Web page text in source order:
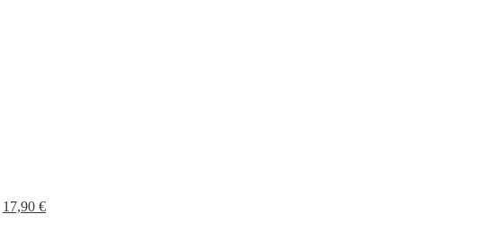
Ursprünglicher
17,90 €Aktueller